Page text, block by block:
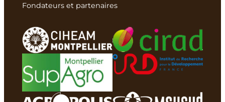
Fondateurs et partenaires